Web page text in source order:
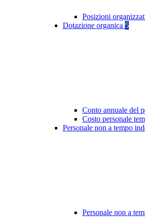
Posizioni
Dotazione organica 5
Conto annuale del
Costo personale
Personale non a tempo
Personale non a